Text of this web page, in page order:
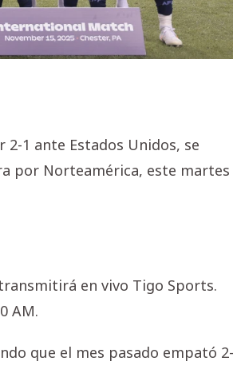
2-1 ante Estados Unidos, se
por Norteamérica, este martes
en vivo Tigo Sports.
AM.
que el mes pasado empató